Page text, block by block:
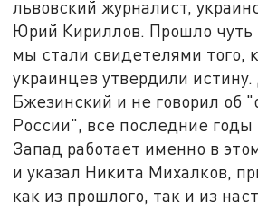
львовский журналист,
Юрий Кириллов. Прошло чуть
мы стали свидетелями того,
украинцев утвердили
Бжезинский и не говорил об
России", все последние
Запад работает именно в
и указал Никита Михалков,
как из прошлого, так и из